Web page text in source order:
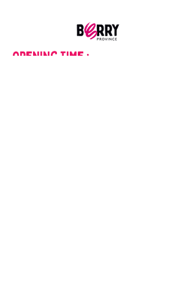
Opening Time :